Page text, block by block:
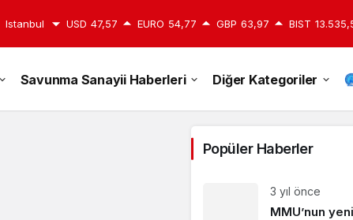
Istanbul USD 47,57 EURO 54,77 GBP 63,97 BIST
Savunma Sanayii Haberleri Diğer Kategoriler
Popüler Haberler
3 yıl önce
MMU’nun